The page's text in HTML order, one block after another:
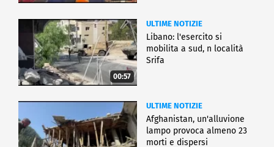
00:57
ULTIME NOTIZIE
Libano: l'esercito si
mobilita a sud, n località
Srifa
ULTIME NOTIZIE
Afghanistan, un'alluvione
lampo provoca almeno 23
morti e dispersi